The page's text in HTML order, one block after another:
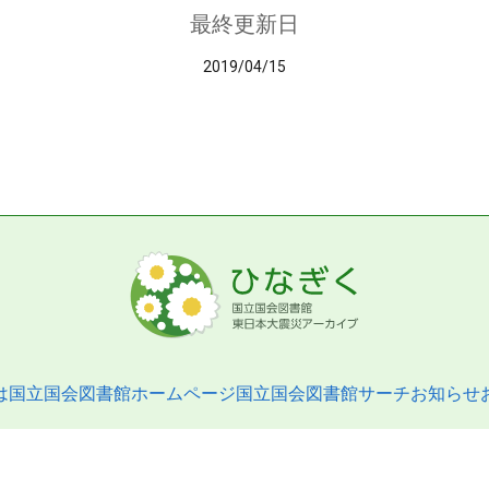
最終更新日
2019/04/15
国立国会図書館ホームページ国立国会図書館サーチお知らせ